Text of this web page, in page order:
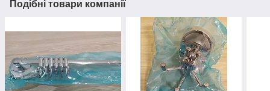
Подібні товари компанії